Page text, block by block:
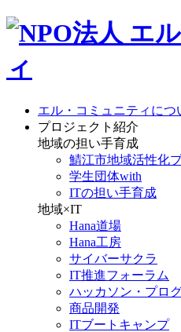
エル・コミュニティにつ
プロジェクト紹介
地域の担い手育成
鯖江市地域活性化
学生団体with
ITの担い手育成
地域×IT
Hana道場
Hana工房
サイバーサクラ
IT推進フォーラム
ハッカソン・プロ
商品開発
ITブートキャンプ